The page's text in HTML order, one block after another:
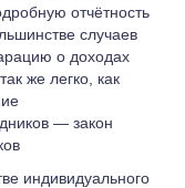
отчётность
случаев
о доходах
же легко, как
— закон
индивидуального